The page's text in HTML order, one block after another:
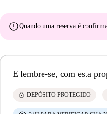
errorQuando uma reserva é
E lembre-se, com esta
lock DEPÓSITO PROTEGIDO